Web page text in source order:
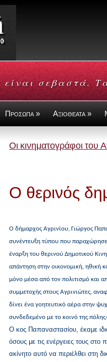
είναι σεβαστά.
Προσωπα » Αξιοθεατα »
Οι κινηματογράφοι του
Ο θερινός
Ο δήμαρχος Αγρινίου, Γιώργος
συνέντευξη τύπου που
έναρξη του θερινού Δημοτικού
απάντηση στην οικονομική, ηθική
μόνο μέσα από τον πολιτισμό και
συμμετοχής στους Αγρινιώτες,
δίνει ένα γοητευτικό αέρα στην
συνδεδεμένο με το κοινό της
Ο κος Παπαναστασίου, έκαμε
όσους με τις ενέργειες τους
ακίνητο αυτό να περιέλθει στη